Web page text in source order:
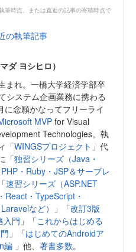
筆時点、または直近の記事の寄稿時点で
の執筆記事
ダ ヨシヒロ）
まれ。一橋大学経済学部卒
システム企画業務に携わる
に念願かなってフリーライ
MVPfor Visual
Technologies。執
「WINGSプロジェクト 」代
「独習シリーズ（Java・
・Ruby・JSP＆サーブレ
速習シリーズ（ASP.NET
React・TypeScript・
など）
」「改訂3版
入門 」「これからはじめる
」「はじめてのAndroidア
編 」他、 著書多数。